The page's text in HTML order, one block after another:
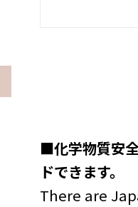
■化学物質安
ドできます。
There are